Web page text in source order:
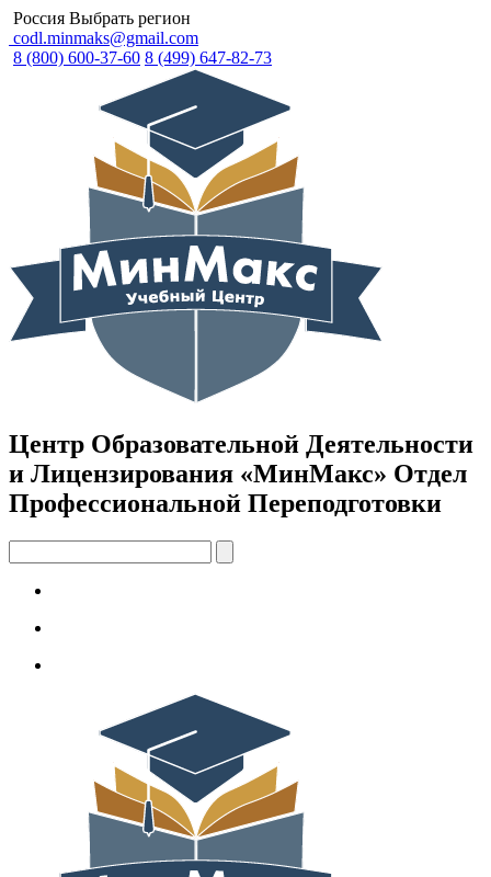
Россия Выбрать регион
codl.minmaks@gmail.com
8 (800) 600-37-60 8 (499) 647-82-73
Центр Образовательной Деятельности
и Лицензирования «МинМакс» Отдел
Профессиональной Переподготовки